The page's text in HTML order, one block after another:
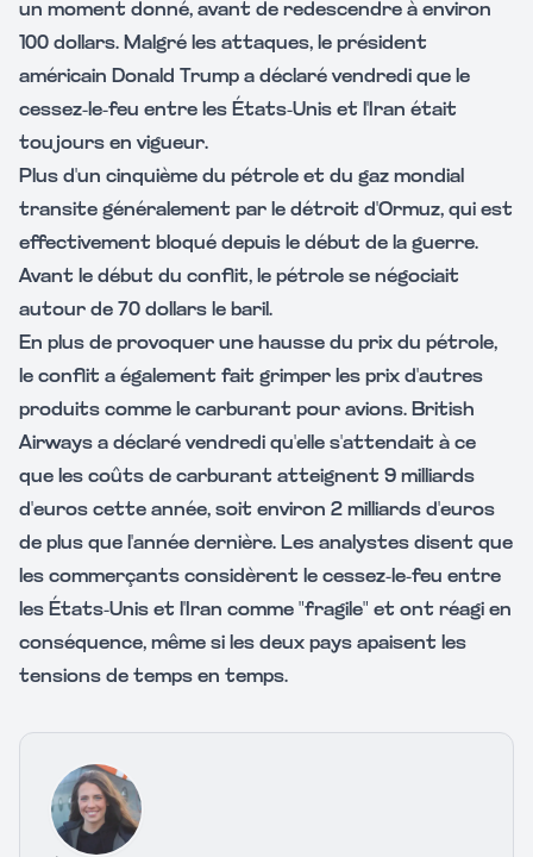
un moment donné, avant de redescendre à environ
100 dollars. Malgré les attaques, le président
américain Donald Trump a déclaré vendredi que le
cessez-le-feu entre les États-Unis et l'Iran était
toujours en vigueur.
Plus d'un cinquième du pétrole et du gaz mondial
transite généralement par le détroit d'Ormuz, qui est
effectivement bloqué depuis le début de la guerre.
Avant le début du conflit, le pétrole se négociait
autour de 70 dollars le baril.
En plus de provoquer une hausse du prix du pétrole,
le conflit a également fait grimper les prix d'autres
produits comme le carburant pour avions. British
Airways a déclaré vendredi qu'elle s'attendait à ce
que les coûts de carburant atteignent 9 milliards
d'euros cette année, soit environ 2 milliards d'euros
de plus que l'année dernière. Les analystes disent que
les commerçants considèrent le cessez-le-feu entre
les États-Unis et l'Iran comme "fragile" et ont réagi en
conséquence, même si les deux pays apaisent les
tensions de temps en temps.